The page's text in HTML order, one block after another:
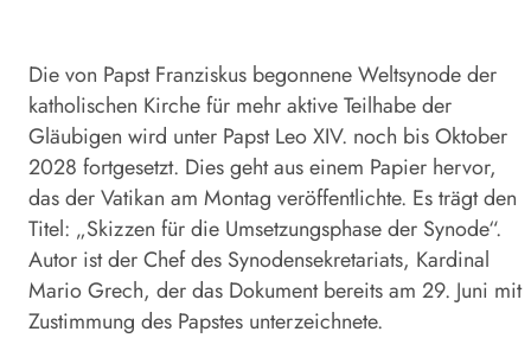
Die von Papst Franziskus begonneneWeltsynodeder
katholischen Kirche für mehr aktive Teilhabe der
Gläubigen wird unter Papst Leo XIV. noch bis Oktober
2028 fortgesetzt. Dies geht aus einem Papier hervor,
das der Vatikan am Montag veröffentlichte. Es trägt den
Titel: „Skizzen für die Umsetzungsphase der Synode“.
Autor ist der Chef des Synodensekretariats, Kardinal
Mario Grech, der das Dokument bereits am 29. Juni mit
Zustimmung des Papstes unterzeichnete.